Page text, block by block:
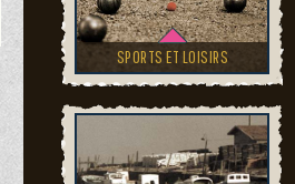
SPORTS ET LOISIRS